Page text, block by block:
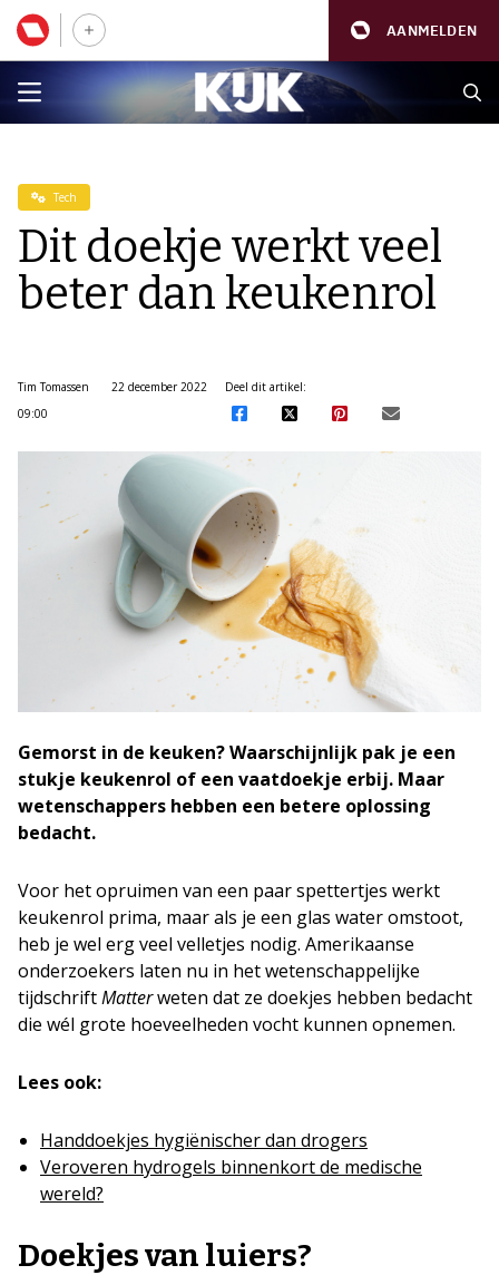
AANMELDEN
Tech
Dit doekje werkt veel
beter dan keukenrol
Tim Tomassen
22 december 2022
09:00
Deel dit artikel:
Gemorst in de keuken? Waarschijnlijk pak je een
stukje keukenrol of een vaatdoekje erbij. Maar
wetenschappers hebben een betere oplossing
bedacht.
Voor het opruimen van een paar spettertjes werkt
keukenrol prima, maar als je een glas water omstoot,
heb je wel erg veel velletjes nodig. Amerikaanse
onderzoekers laten nu in het wetenschappelijke
tijdschriftMatterweten dat ze doekjes hebben bedacht
die wél grote hoeveelheden vocht kunnen opnemen.
Lees ook:
Handdoekjes hygiënischer dan drogers
Veroveren hydrogels binnenkort de medische
wereld?
Doekjes van luiers?